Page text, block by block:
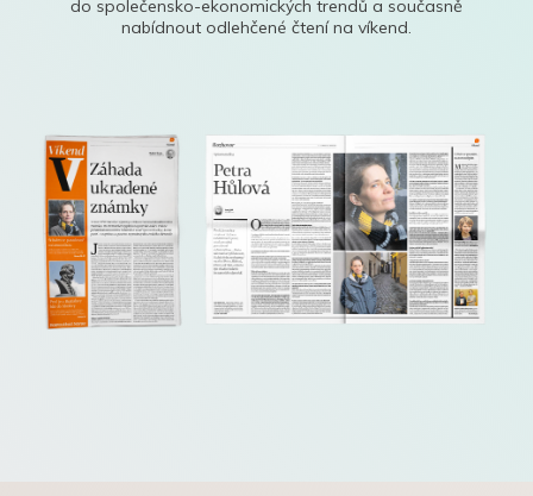
do společensko-ekonomických trendů a současně
nabídnout odlehčené čtení na víkend.